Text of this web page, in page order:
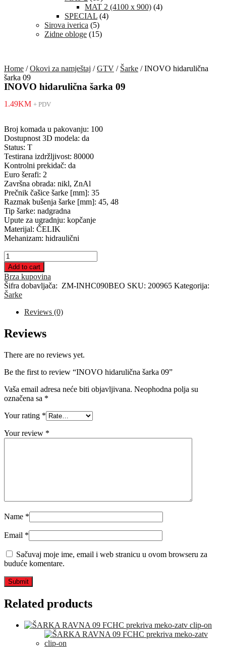
MAT 2 (4100 x 900) (4)
SPECIAL (4)
Sirova iverica (5)
Zidne obloge (15)
Home /Okovi za namještaj /GTV / Šarke / INOVO hidarulična
šarka 09
INOVO hidarulična šarka 09
1.49KM + PDV
Broj komada u pakovanju: 100
Dostupnost 3D modela: da
Status: T
Testirana izdržljivost: 80000
Kontrolni prekidač: da
Euro šerafi: 2
Završna obrada: nikl, ZnAl
Prečnik čašice šarke [mm]: 35
Razmak bušenja šarke [mm]: 45, 48
Tip šarke: nadgradna
Upute za ugradnju: kopčanje
Materijal: ČELIK
Mehanizam: hidraulični
INOVO
hidarulična
šarka
09
quantity
Add to cart
Brza kupovina
Šifra dobavljača: ZM-INHC090BEO SKU: 200965 Kategorija:
Šarke
Reviews (0)
Reviews
There are no reviews yet.
Be the first to review “INOVO hidarulična šarka 09”
Vaša email adresa neće biti objavljivana. Neophodna polja su
označena sa *
Your rating *
Your review *
Name *
Email *
Sačuvaj moje ime, email i web stranicu u ovom browseru za
buduće komentare.
Related products